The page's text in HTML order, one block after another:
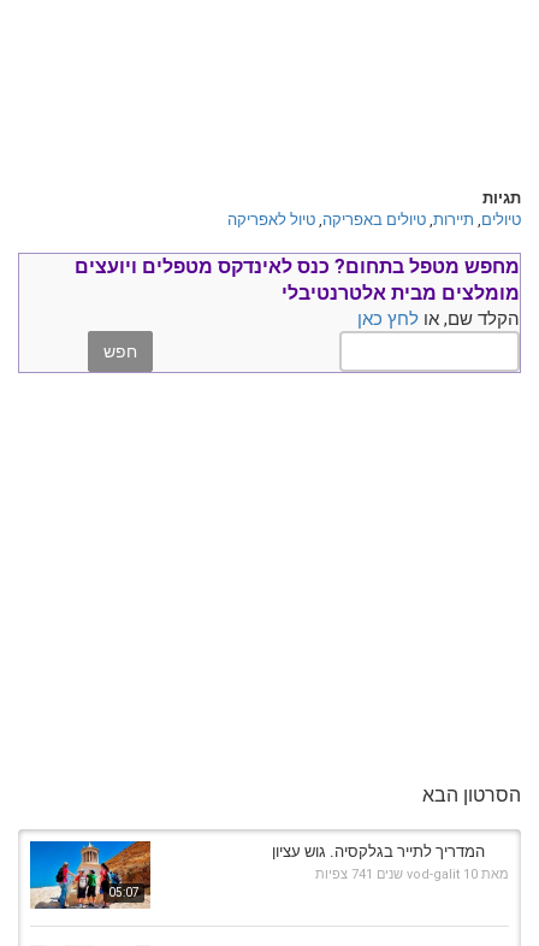
תגיות
טיולים, תיירות, טיולים באפריקה, טיול לאפריקה
מחפש מטפל בתחום? כנס לאינדקס מטפלים ויועצים
מומלצים מבית אלטרנטיבלי
הקלד שם, או לחץ כאן
הסרטון הבא
05:07
המדריך לתייר בגלקסיה. גוש עציון
מאת vod-galit 10 שנים 741 צפיות